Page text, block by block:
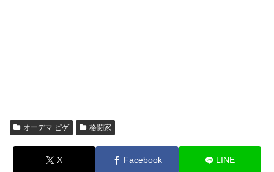
オーデマ ピゲ 格闘家
X Facebook LINE